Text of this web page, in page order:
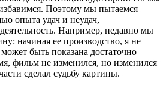
Поэтому мы пытаемся
опыта удач и неудач,
Например, недавно мы
начиная ее производство, я не
быть показана достаточно
фильм не изменился, но изменился
сделал судьбу картины.